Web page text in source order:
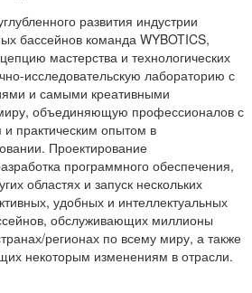
развития индустрии
бассейнов команда WYBOTICS,
мастерства и технологических
исследовательскую лабораторию с
и самыми креативными
объединяющую профессионалов с
практическим опытом в
Проектирование
программного обеспечения,
областях и запуск нескольких
удобных и интеллектуальных
обслуживающих миллионы
регионах по всему миру, а также
некоторым изменениям в отрасли.